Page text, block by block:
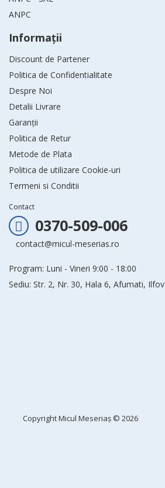
ANPC
Informaţii
Discount de Partener
Politica de Confidentialitate
Despre Noi
Detalii Livrare
Garanții
Politica de Retur
Metode de Plata
Politica de utilizare Cookie-uri
Termeni si Conditii
Contact
0370-509-006
contact@micul-meserias.ro
Program: Luni - Vineri 9:00 - 18:00
Sediu: Str. 2, Nr. 30, Hala 6, Afumati, Ilfov
CopyrightMicul Meseriaș © 2026